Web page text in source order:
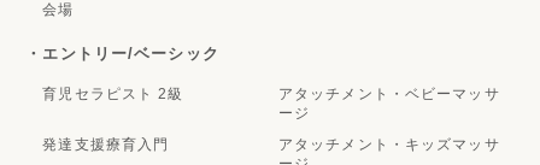
会場
・エントリー/ベーシック
育児セラピスト 2級
アタッチメント・ベビーマッサ
ージ
発達支援療育入門
アタッチメント・キッズマッサ